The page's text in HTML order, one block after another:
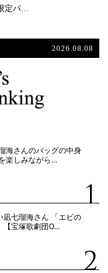
定パ…
2026.08.08
海さんのバッグの中身
楽しみながら…
凪七瑠海さん 「エビの
【宝塚歌劇団O…